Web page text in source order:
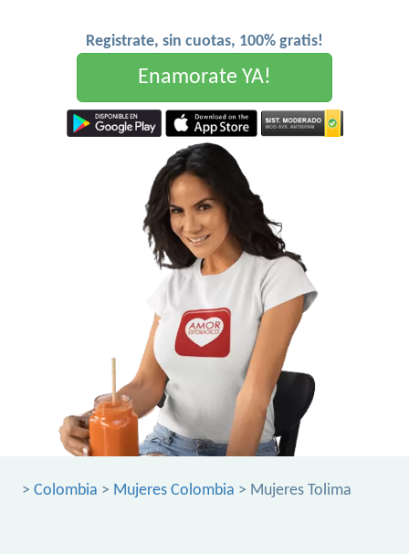
Registrate, sin cuotas, 100% gratis!
Enamorate YA!
> Colombia > Mujeres Colombia > Mujeres Tolima